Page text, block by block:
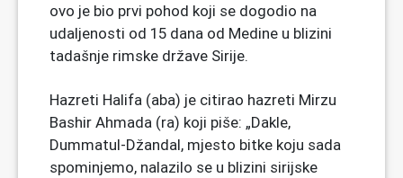
ovo je bio prvi pohod koji se dogodio na
udaljenosti od 15 dana od Medine u blizini
tadašnje rimske države Sirije.
Hazreti Halifa (aba) je citirao hazreti Mirzu
Bashir Ahmada (ra) koji piše: „Dakle,
Dummatul-Džandal, mjesto bitke koju sada
spominjemo, nalazilo se u blizini sirijske